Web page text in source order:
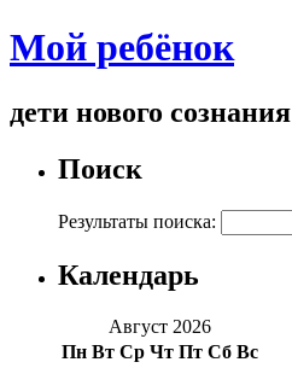
Мой ребёнок
дети нового сознания
Поиск
Результаты поиска:
Календарь
Август 2026
Пн Вт Ср Чт Пт Сб Вс